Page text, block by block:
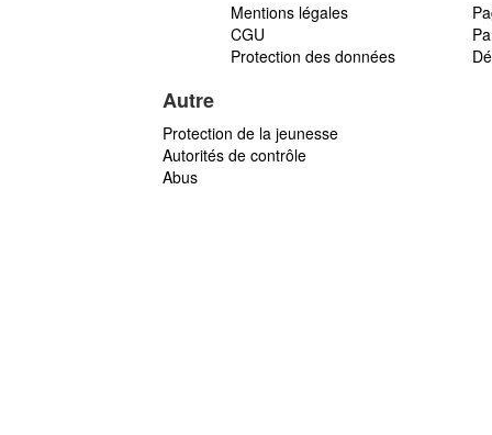
Mentions légales
CGU
Protection des données
Autre
Protection de la jeunesse
Autorités de contrôle
Abus